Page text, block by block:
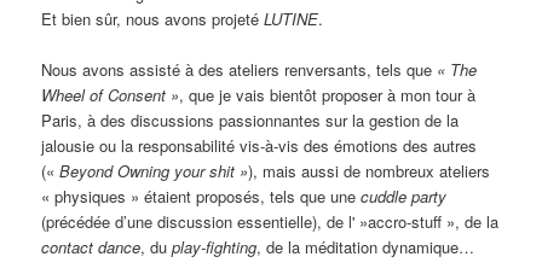
Et bien sûr, nous avons projetéLUTINE.
Nous avons assisté à des ateliers renversants, tels que « The
Wheel of Consent », que je vais bientôt proposer à mon tour à
Paris, à des discussions passionnantes sur la gestion de la
jalousie ou la responsabilité vis-à-vis des émotions des autres
(«Beyond Owning your shit »), mais aussi de nombreux ateliers
« physiques » étaient proposés, tels que unecuddle party
(précédée d’une discussion essentielle), de l' »accro-stuff », de la
contact dance, duplay-fighting, de la méditation dynamique…